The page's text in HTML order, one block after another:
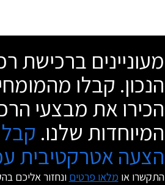
מעוניינים ברכישת
הנכון. קבלו
הכירו את מבצעי
המיוחדות שלנו.
הצעה אטרקטיבית
התקשרו או מלאו פרטים ונחזור אליכם